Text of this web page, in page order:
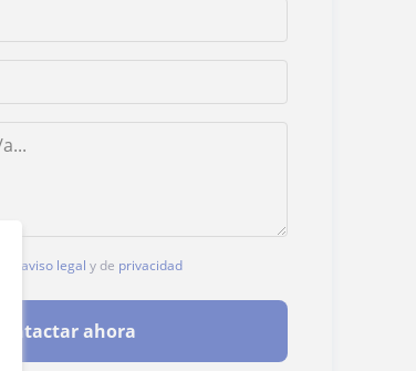
aviso legal y de privacidad
Contactar ahora